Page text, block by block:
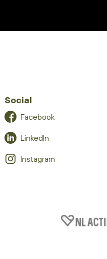
Social
Facebook
LinkedIn
Instagram